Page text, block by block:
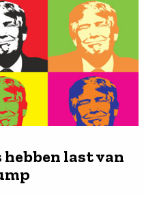
hebben last van